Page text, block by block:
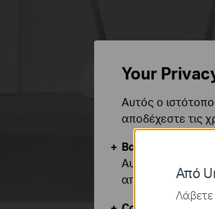
Από
Λάβετε
Your
Αυτός ο
αποδέχεστε τις
Βασικά Cookies
Αυτά τα cookie